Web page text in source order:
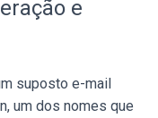
e
suposto e-mail
, um dos nomes que